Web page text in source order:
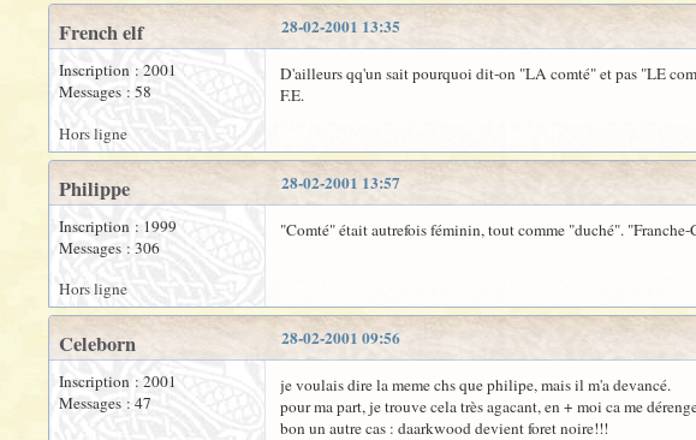
28-02-2001 13:35
French elf
Inscription : 2001
Messages : 58
D'ailleurs qq'un sait pourquoi dit-on "LA comté" et pas "LE
F.E.
Hors ligne
28-02-2001 13:57
Philippe
Inscription : 1999
Messages : 306
"Comté" était autrefois féminin, tout comme "duché".
Hors ligne
28-02-2001 09:56
Celeborn
Inscription : 2001
Messages : 47
je voulais dire la meme chs que philipe, mais il m'a devancé.
pour ma part, je trouve cela très agacant, en + moi ca me
bon un autre cas : daarkwood devient foret noire!!!